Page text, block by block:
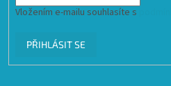
Vložením e-mailu souhlasíte s
PŘIHLÁSIT SE